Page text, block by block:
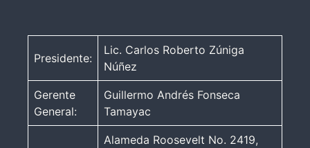
Presidente:
Lic. Carlos Roberto Zúniga
Núñez
Gerente
General:
Guillermo Andrés Fonseca
Tamayac
Alameda Roosevelt No. 2419,